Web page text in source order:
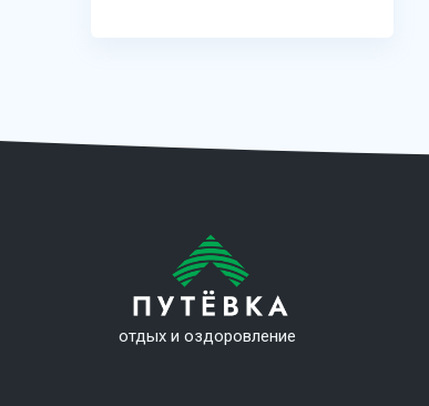
отдых и оздоровление